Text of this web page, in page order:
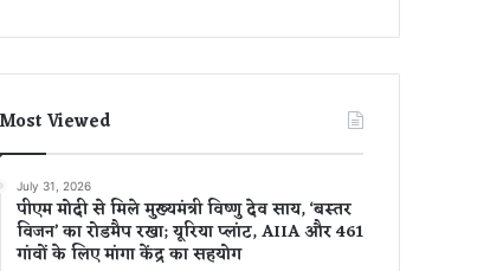
Most Viewed
July 31, 2026
पीएम मोदी से मिले मुख्यमंत्री विष्णु देव साय, ‘बस्तर
विजन’ का रोडमैप रखा; यूरिया प्लांट, AIIA और 461
गांवों के लिए मांगा केंद्र का सहयोग